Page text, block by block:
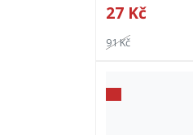
27 Kč
91 Kč